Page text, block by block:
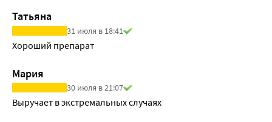
Татьяна
31 июля в 18:41
Хороший препарат
Мария
30 июля в 21:07
Выручает в экстремальных случаях